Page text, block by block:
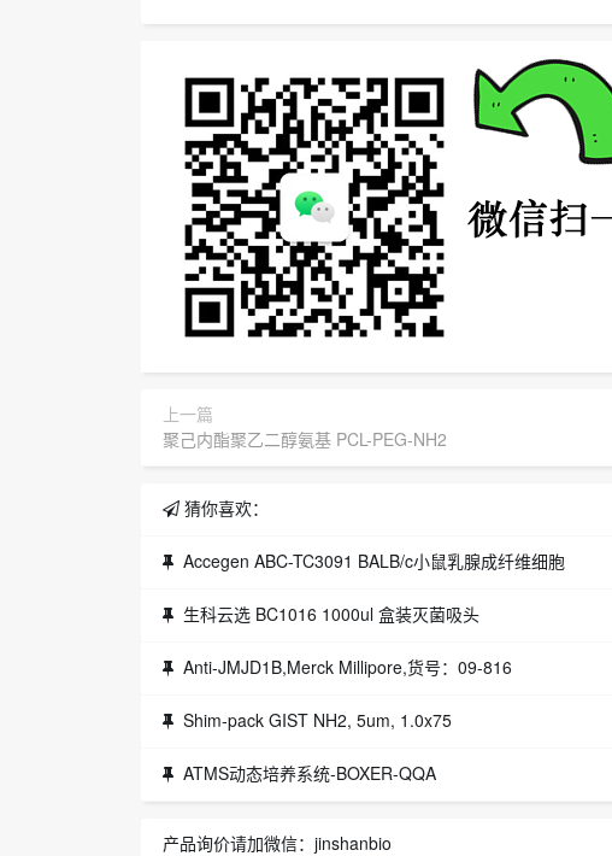
上一篇
聚己内酯聚乙二醇氨基 PCL-PEG-NH2
猜你喜欢：
Accegen ABC-TC3091 BALB/c小鼠乳腺成纤维细胞
生科云选 BC1016 1000ul 盒装灭菌吸头
Anti-JMJD1B,Merck Millipore,货号：09-816
Shim-pack GIST NH2, 5um, 1.0x75
ATMS动态培养系统-BOXER-QQA
产品询价请加微信：jinshanbio